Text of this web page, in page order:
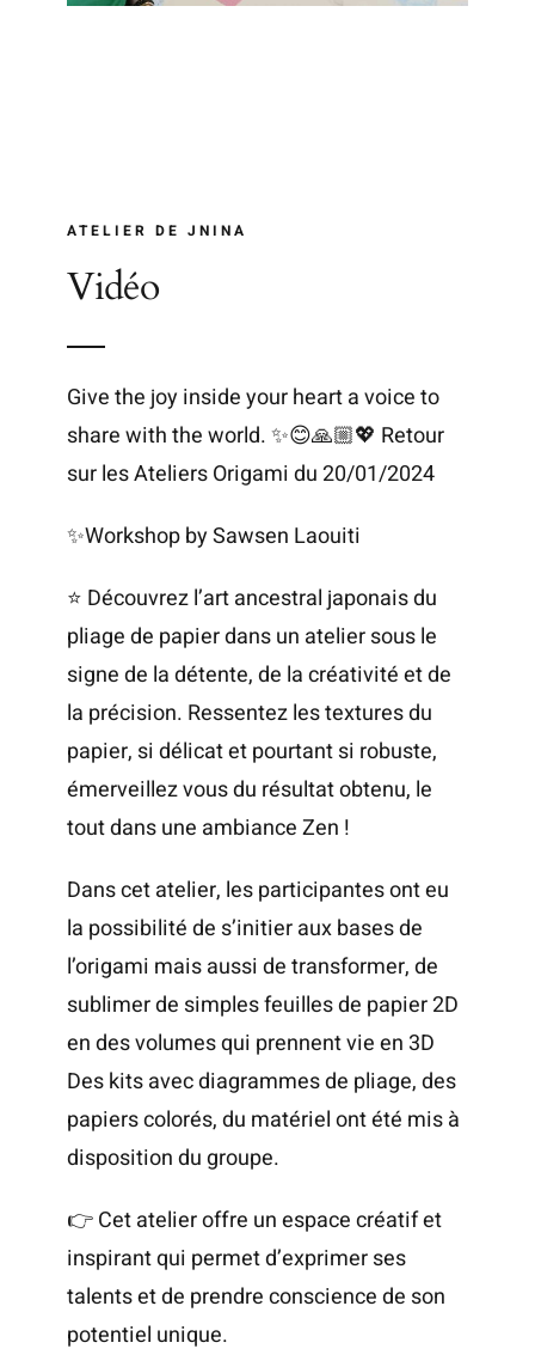
ATELIER DE JNINA
Vidéo
Give the joy inside your heart a voice to
share with the world. ✨😊🙏🏼💖 Retour
sur les Ateliers Origami du 20/01/2024
✨Workshop by Sawsen Laouiti
⭐ Découvrez l’art ancestral japonais du
pliage de papier dans un atelier sous le
signe de la détente, de la créativité et de
la précision. Ressentez les textures du
papier, si délicat et pourtant si robuste,
émerveillez vous du résultat obtenu, le
tout dans une ambiance Zen !
Dans cet atelier, les participantes ont eu
la possibilité de s’initier aux bases de
l’origami mais aussi de transformer, de
sublimer de simples feuilles de papier 2D
en des volumes qui prennent vie en 3D
Des kits avec diagrammes de pliage, des
papiers colorés, du matériel ont été mis à
disposition du groupe.
👉 Cet atelier offre un espace créatif et
inspirant qui permet d’exprimer ses
talents et de prendre conscience de son
potentiel unique.